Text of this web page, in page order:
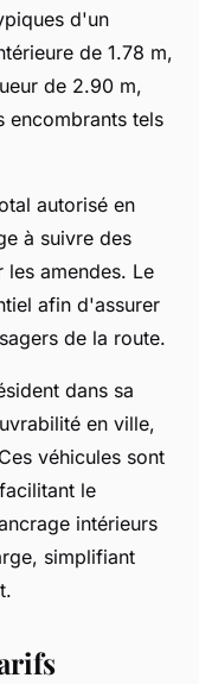
d'un
de 1.78 m,
de 2.90 m,
encombrants tels
autorisé en
à suivre des
amendes. Le
afin d'assurer
de la route.
dans sa
en ville,
véhicules sont
le
intérieurs
simplifiant